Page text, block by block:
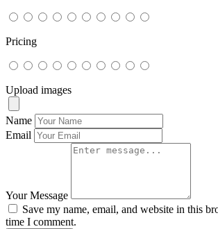
Pricing
Upload images
Name
Email
Your Message
Save my name, email, and website in this
time I comment.